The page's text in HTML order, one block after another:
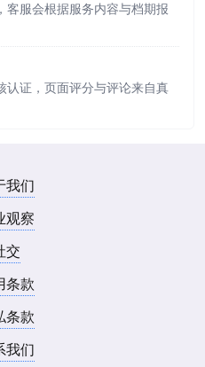
客服会根据服务内容与档期报
认证，页面评分与评论来自真
我们
观察
交
条款
条款
我们